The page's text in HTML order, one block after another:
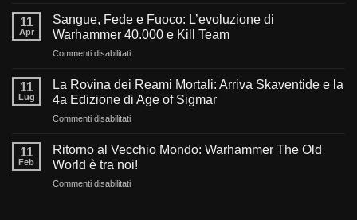
l’oscurità
del
millennio:
Cosa
aspetta
nel
futuro
di
40.000?
11
Apr
Sangue, Fede e Fuoco: L’evoluzione di
Warhammer 40.000 e Kill Team
Commenti disabilitatisu
Fede
e
Fuoco:
L’evoluzione
Warhammer
40.000
Kill
11
Lug
La Rovina dei Reami Mortali: Arriva Skaventide e la
4a Edizione di Age of Sigmar
Commenti disabilitatisu
Rovina
dei
Reami
Mortali:
11
Feb
Ritorno al Vecchio Mondo: Warhammer The Old
World è tra noi!
Commenti disabilitatisu